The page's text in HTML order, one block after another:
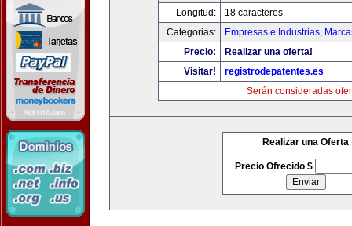
Longitud:
18 caracteres
Categorias:
Empresas e Industrias,
Precio:
Realizar una oferta!
Visitar!
registrodepatentes.es
Serán consideradas
Realizar una Oferta
Precio Ofrecido $